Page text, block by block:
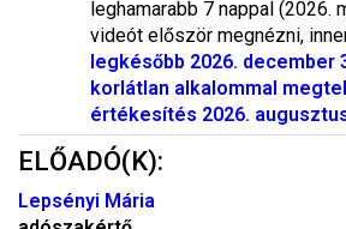
leghamarabb 7 nappal (2026.
videót először megnézni,
legkésőbb 2026. december
korlátlan alkalommal
értékesítés 2026.
ELŐADÓ(K):
Lepsényi Mária